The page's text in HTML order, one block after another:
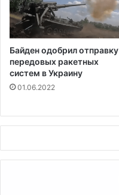
в
н
я
Байден одобрил отправку
передовых ракетных
систем в Украину
01.06.2022